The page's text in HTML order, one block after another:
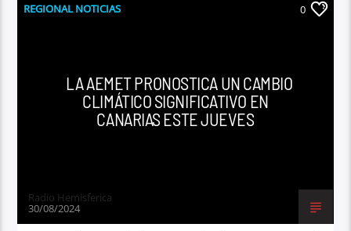
REGIONAL NOTICIAS 0
LA AEMET PRONOSTICA UN CAMBIO
CLIMÁTICO SIGNIFICATIVO EN
CANARIAS ESTE JUEVES
Radio Hemisferica
30/08/2024